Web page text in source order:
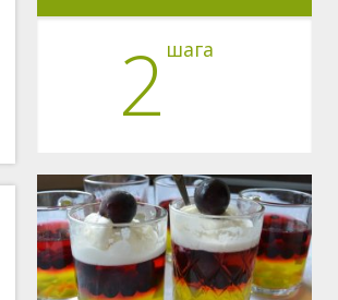
2 шага